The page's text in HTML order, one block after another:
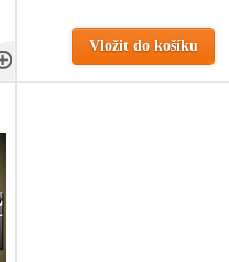
Vložit do košíku